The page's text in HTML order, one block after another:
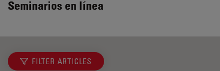
Seminarios en línea
FILTER ARTICLES